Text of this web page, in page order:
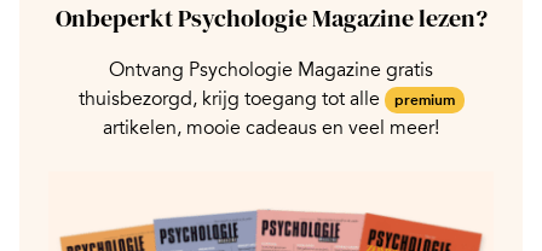
Onbeperkt Psychologie Magazine lezen?
Ontvang Psychologie Magazine gratis
thuisbezorgd, krijg toegang tot alle
premium
artikelen, mooie cadeaus en veel meer!